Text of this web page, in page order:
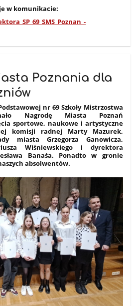
w komunikacie:
Poznania dla
nr 69 Szkoły Mistrzostwa
Nagrodę Miasta Poznań
sportowe, naukowe i artystyczne
komisji radnej Marty Mazurek,
miasta Grzegorza Ganowicza,
Wiśniewskiego i dyrektora
Banaśa. Ponadto w gronie
absolwentów.